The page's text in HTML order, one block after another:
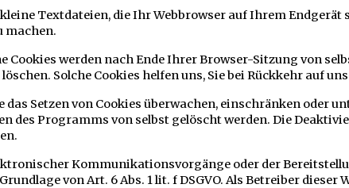
Textdateien, die Ihr Webbrowser auf Ihrem
machen.
Cookies werden nach Ende Ihrer Browser-Sitzung von
Solche Cookies helfen uns, Sie bei Rückkehr auf
Setzen von Cookies überwachen, einschränken oder
des Programms von selbst gelöscht werden. Die
Kommunikationsvorgänge oder der
von Art. 6 Abs. 1 lit. f DSGVO. Als Betreiber